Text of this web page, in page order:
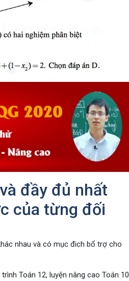
đầy đủ nhất
của từng đối
nhau và có mục đich bổ trợ cho
Toán 12, luyện nâng cao Toán 10